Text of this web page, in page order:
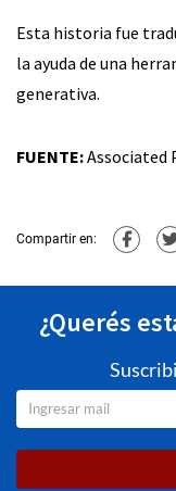
Esta historia fue
la ayuda de una
generativa.
FUENTE:Associated
Compartir en:
¿Querés